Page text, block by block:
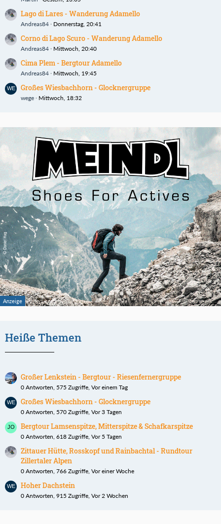
Lago di Lares - Wanderung Adamello
Andreas84 Donnerstag, 20:41
Corno di Lago Scuro - Wanderung Adamello
Andreas84 Mittwoch, 20:40
Cima Plem - Bergtour Adamello
Andreas84 Mittwoch, 19:45
Großes Wiesbachhorn - Glocknergruppe
wege Mittwoch, 18:32
Heiße Themen
Großer Lenkstein - Bergtour - Riesenfernergruppe
0 Antworten, 575 Zugriffe, Vor einem Tag
Großes Wiesbachhorn - Glocknergruppe
0 Antworten, 570 Zugriffe, Vor 3 Tagen
Bergtour Lamsenspitze, Mitterspitze & Schafkarspitze
0 Antworten, 618 Zugriffe, Vor 5 Tagen
Zittauer Hütte, Rosskopf und Rainbachtal - Rundtour
Zillertaler Alpen
0 Antworten, 766 Zugriffe, Vor einer Woche
Hoher Dachstein
0 Antworten, 915 Zugriffe, Vor 2 Wochen